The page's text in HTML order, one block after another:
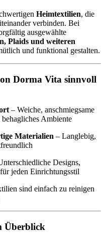
Heimtextilien, die
verbinden. Bei
ausgewählte
Plaids und weiteren
und funktional gestalten.
Dorma Vita sinnvoll
– Weiche, anschmiegsame
Ambiente
Materialien – Langlebig,
Designs,
jeden Einrichtungsstil
sind einfach zu reinigen
Überblick